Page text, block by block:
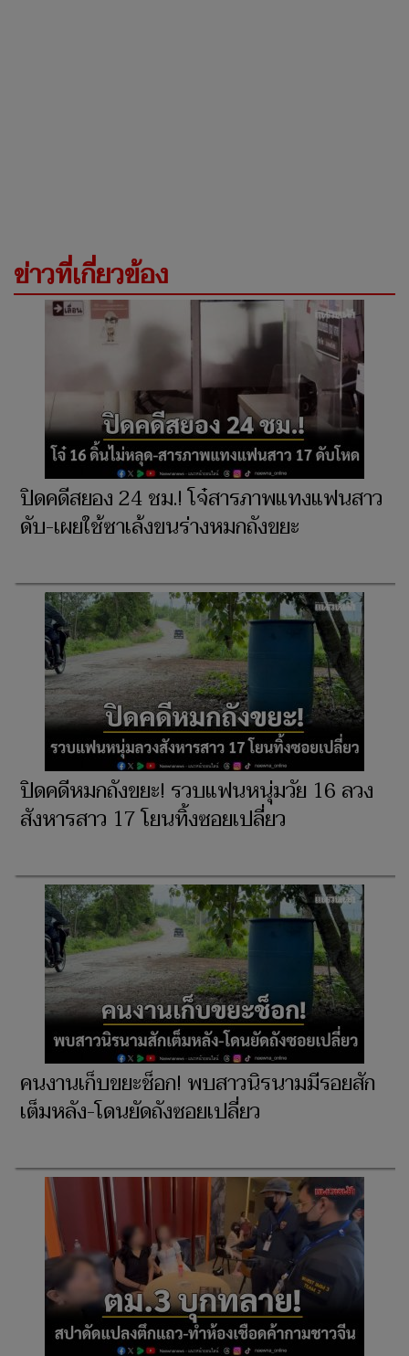
ข่าวที่เกี่ยวข้อง
ปิดคดีสยอง 24 ชม.! โจ๋สารภาพแทงแฟนสาว
ดับ-เผยใช้ซาเล้งขนร่างหมกถังขยะ
ปิดคดีหมกถังขยะ! รวบแฟนหนุ่มวัย 16 ลวง
สังหารสาว 17 โยนทิ้งซอยเปลี่ยว
คนงานเก็บขยะช็อก! พบสาวนิรนามมีรอยสัก
เต็มหลัง-โดนยัดถังซอยเปลี่ยว